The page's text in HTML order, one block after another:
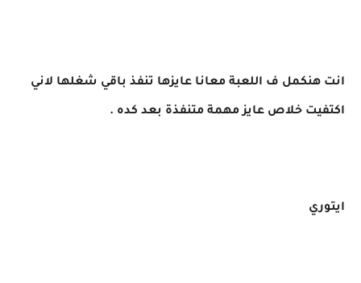
انت هنكمل ف اللعبة معانا عايزها تنفذ باقي شغلها لاني
اكتفيت خلاص عايز مهمة متنفذة بعد كده .
ايتوري